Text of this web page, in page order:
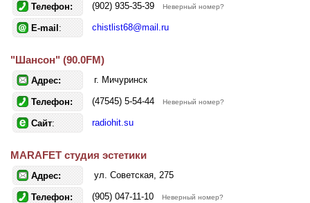
Телефон: (902) 935-35-39 Неверный номер?
E-mail : chistlist68@mail.ru
"Шансон" (90.0FM)
Адрес: г. Мичуринск
Телефон: (47545) 5-54-44 Неверный номер?
Сайт: radiohit.su
MARAFET студия эстетики
Адрес: ул. Советская, 275
Телефон: (905) 047-11-10 Неверный номер?